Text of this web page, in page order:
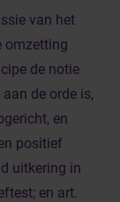
van het
omzetting
de notie
aan de orde is,
en
positief
uitkering in
en art.